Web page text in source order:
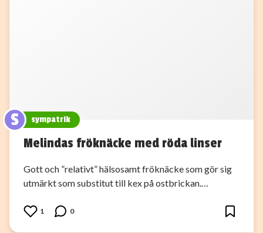
S sympatrik
Melindas fröknäcke med röda linser
Gott och ”relativt” hälsosamt fröknäcke som gör sig
utmärkt som substitut till kex på ostbrickan.…
1 0